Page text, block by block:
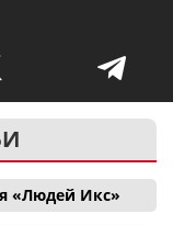
«Людей Икс»